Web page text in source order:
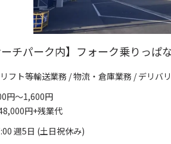
ーチパーク内】フォーク乗りっぱ
フト等輸送業務 / 物流・倉庫業務 / デリバ
円～1,600円
円+残業代
週5日 (土日祝休み)